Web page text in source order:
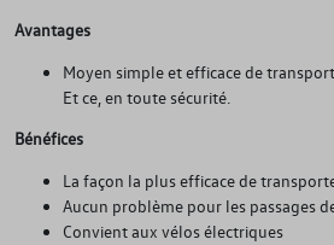
Avantages
Moyen simple et efficace de
Et ce, en toute sécurité.
Bénéfices
La façon la plus efficace de
Aucun problème pour les passages
Convient aux vélos électriques